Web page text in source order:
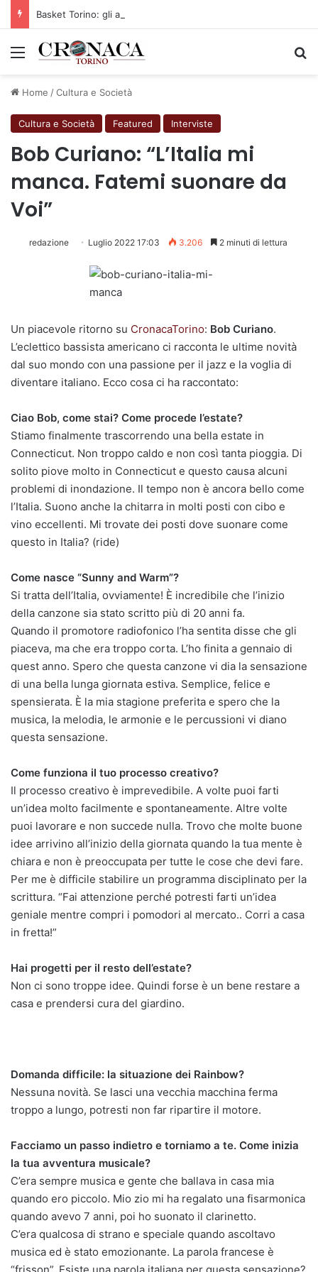
Menu
Home /Cultura e Società
Cultura e Società Featured Interviste
Bob Curiano: “L’Italia mi
manca. Fatemi suonare da
Voi”
redazione Luglio 2022 17:03 3.206 2 minuti di lettura
Un piacevole ritorno su CronacaTorino: Bob Curiano.
L’eclettico bassista americano ci racconta le ultime novità
dal suo mondo con una passione per il jazz e la voglia di
diventare italiano. Ecco cosa ci ha raccontato:
Ciao Bob, come stai? Come procede l’estate?
Stiamo finalmente trascorrendo una bella estate in
Connecticut. Non troppo caldo e non così tanta pioggia. Di
solito piove molto in Connecticut e questo causa alcuni
problemi di inondazione. Il tempo non è ancora bello come
l’Italia. Suono anche la chitarra in molti posti con cibo e
vino eccellenti. Mi trovate dei posti dove suonare come
questo in Italia? (ride)
Come nasce “Sunny and Warm”?
Si tratta dell’Italia, ovviamente! È incredibile che l’inizio
della canzone sia stato scritto più di 20 anni fa.
Quando il promotore radiofonico l’ha sentita disse che gli
piaceva, ma che era troppo corta. L’ho finita a gennaio di
quest anno. Spero che questa canzone vi dia la sensazione
di una bella lunga giornata estiva. Semplice, felice e
spensierata. È la mia stagione preferita e spero che la
musica, la melodia, le armonie e le percussioni vi diano
questa sensazione.
Come funziona il tuo processo creativo?
Il processo creativo è imprevedibile. A volte puoi farti
un’idea molto facilmente e spontaneamente. Altre volte
puoi lavorare e non succede nulla. Trovo che molte buone
idee arrivino all’inizio della giornata quando la tua mente è
chiara e non è preoccupata per tutte le cose che devi fare.
Per me è difficile stabilire un programma disciplinato per la
scrittura. “Fai attenzione perché potresti farti un’idea
geniale mentre compri i pomodori al mercato.. Corri a casa
in fretta!”
Hai progetti per il resto dell’estate?
Non ci sono troppe idee. Quindi forse è un bene restare a
casa e prendersi cura del giardino.
Domanda difficile: la situazione dei Rainbow?
Nessuna novità. Se lasci una vecchia macchina ferma
troppo a lungo, potresti non far ripartire il motore.
Facciamo un passo indietro e torniamo a te. Come inizia
la tua avventura musicale?
C’era sempre musica e gente che ballava in casa mia
quando ero piccolo. Mio zio mi ha regalato una fisarmonica
quando avevo 7 anni, poi ho suonato il clarinetto.
C’era qualcosa di strano e speciale quando ascoltavo
musica ed è stato emozionante. La parola francese è
“frisson”. Esiste una parola italiana per questa sensazione?